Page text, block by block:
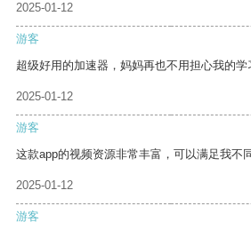
2025-01-12
游客
超级好用的加速器，妈妈再也不用担心我的学
2025-01-12
游客
这款app的视频资源非常丰富，可以满足我不
2025-01-12
游客